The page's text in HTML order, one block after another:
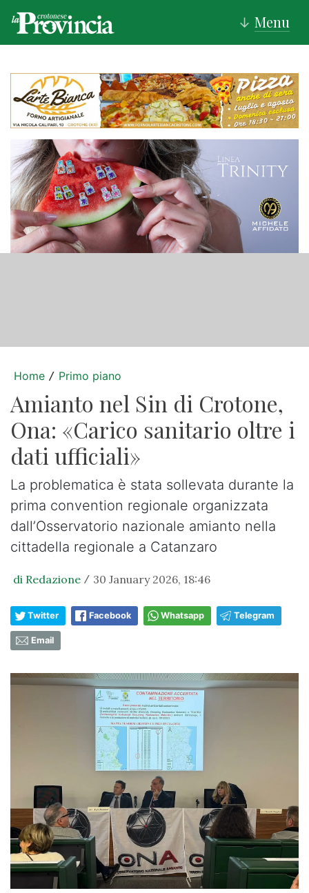
↓ Menu
Home / Primo piano
Amianto nel Sin di Crotone,
Ona: «Carico sanitario oltre i
dati ufficiali»
La problematica è stata sollevata durante la
prima convention regionale organizzata
dall’Osservatorio nazionale amianto nella
cittadella regionale a Catanzaro
di Redazione / 30 January 2026, 18:46
Twitter Facebook Whatsapp Telegram
Email